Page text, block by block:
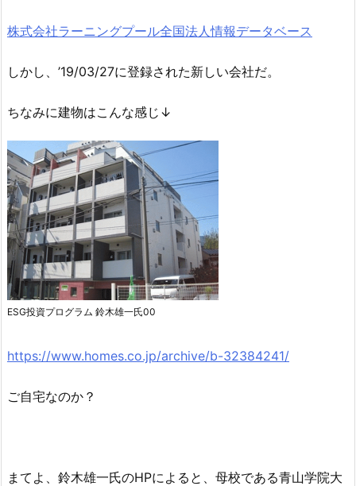
株式会社ラーニングプール全国法人情報データベース
しかし、’19/03/27に登録された新しい会社だ。
ちなみに建物はこんな感じ↓
ESG投資プログラム 鈴木雄一氏00
https://www.homes.co.jp/archive/b-32384241/
ご自宅なのか？
まてよ、鈴木雄一氏のHPによると、母校である青山学院大